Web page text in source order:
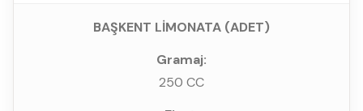
BAŞKENT LİMONATA (ADET)
250 CC